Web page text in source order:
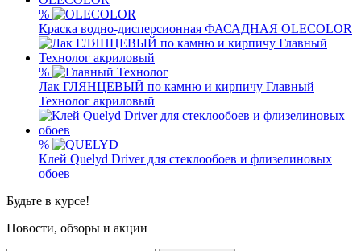
%
Краска водно-дисперсионная ФАСАДНАЯ OLECOLOR
%
Лак ГЛЯНЦЕВЫЙ по камню и кирпичу Главный
Технолог акриловый
%
Клей Quelyd Driver для стеклообоев и флизелиновых
обоев
Будьте в курсе!
Новости, обзоры и акции